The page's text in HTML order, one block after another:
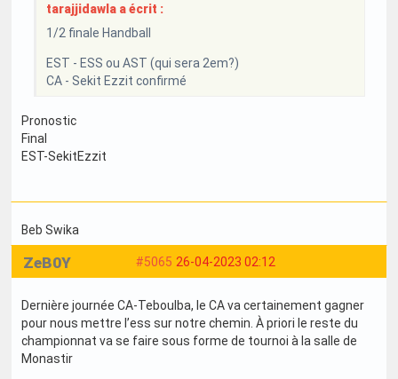
tarajjidawla a écrit :
1/2 finale Handball
EST - ESS ou AST (qui sera 2em?)
CA - Sekit Ezzit confirmé
Pronostic
Final
EST-SekitEzzit
Beb Swika
#5065 26-04-2023 02:12
ZeB0Y
Dernière journée CA-Teboulba, le CA va certainement gagner
pour nous mettre l’ess sur notre chemin. À priori le reste du
championnat va se faire sous forme de tournoi à la salle de
Monastir